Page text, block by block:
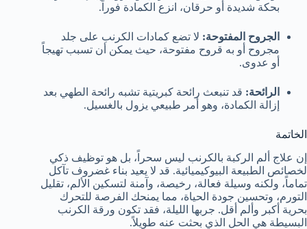
بحكة شديدة أو حرقان، انزع الكمادة فوراً.
الجروح المفتوحة: لا تضع كمادات الكرنب على جلد
مجروح أو به قروح مفتوحة، حيث يمكن أن تسبب تهيجاً
أو عدوى.
الرائحة: قد تنبعث رائحة كبريتية تشبه رائحة الطهي بعد
إزالة الكمادة، وهو أمر طبيعي يزول بالغسيل.
الخاتمة
إن علاج ألم الركبة بالكرنب ليس سحراً، بل هو توظيف ذكي
لخصائص الطبيعة البيوكيميائية. قد لا يعيد بناء غضروف تآكل
تماماً، ولكنه وسيلة فعالة، رخيصة، وآمنة لتسكين الألم، تقليل
التورم، وتحسين جودة الحياة، مما يمنحك الفرصة للتحرك
بحرية أكبر وألم أقل. جربها الليلة، فقد تكون ورقة الكرنب
البسيطة هي الحل الذي بحثت عنه طويلاً.